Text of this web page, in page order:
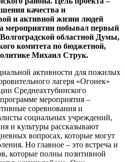
качества и
и активной жизни людей
мероприятии побывал первый
Волгоградской областной Думы,
комитета по бюджетной,
Михаил Струк.
активности для пожилых
лагеря «Огонек»
Среднеахтубинского
мероприятия –
соревнования и
социальных учреждений,
и культуры рассказывают
вопросах, которые могут
Но главное – это встреча и
которые полны позитивной